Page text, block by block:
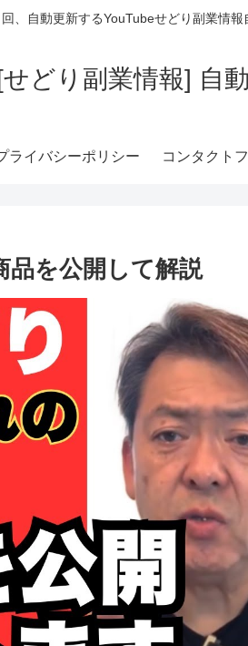
、自動更新するYouTubeせどり副業情報
どり副業情報] 自
ライバシーポリシー コンタクト
品を公開して解説